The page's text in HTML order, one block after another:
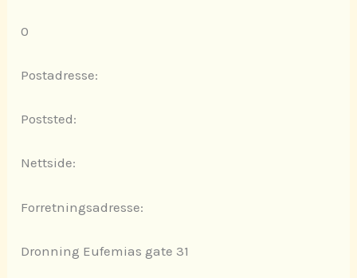
0
Postadresse:
Poststed:
Nettside:
Forretningsadresse:
Dronning Eufemias gate 31